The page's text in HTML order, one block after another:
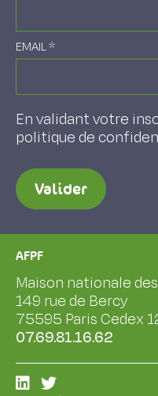
EMAIL*
En validant votre
politique de
Valider
AFPF
Maison nationale
149 rue de Bercy
75595 Paris Cedex
07.69.81.16.62